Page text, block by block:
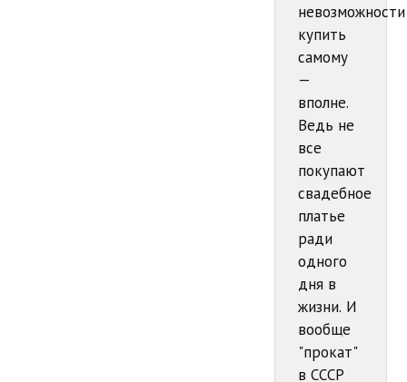
невозможности
купить
самому
—
вполне.
Ведь не
все
покупают
свадебное
платье
ради
одного
дня в
жизни. И
вообще
"прокат"
в СССР